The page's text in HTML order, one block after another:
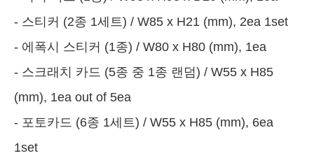
- 스티커 (2종 1세트) / W85 x H21 (mm), 2ea 1set
- 에폭시 스티커 (1종) / W80 x H80 (mm), 1ea
- 스크래치 카드 (5종 중 1종 랜덤) / W55 x H85
(mm), 1ea out of 5ea
- 포토카드 (6종 1세트) / W55 x H85 (mm), 6ea
1set